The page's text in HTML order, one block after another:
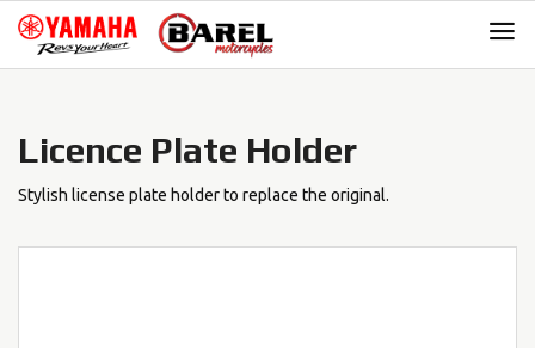
Skip
navigation
Skip
content
Licence Plate Holder
Stylish license plate holder to replace the original.